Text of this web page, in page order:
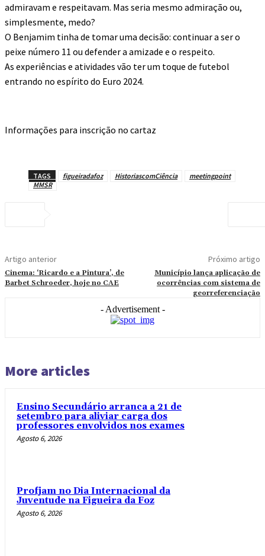
admiravam e respeitavam. Mas seria mesmo admiração ou,
simplesmente, medo?
O Benjamim tinha de tomar uma decisão: continuar a ser o
peixe número 11 ou defender a amizade e o respeito.
As experiências e atividades vão ter um toque de futebol
entrando no espírito do Euro 2024.
Informações para inscrição no cartaz
TAGS figueiradafoz HistoriascomCiência
meetingpoint
MMSR
Artigo anterior
Cinema: ‘Ricardo e a Pintura’, de
Barbet Schroeder, hoje no CAE
Próximo artigo
Município lança aplicação de
ocorrências com sistema de
georreferenciação
- Advertisement -
More articles
Ensino Secundário arranca a 21 de
setembro para aliviar carga dos
professores envolvidos nos exames
Agosto 6, 2026
Profjam no Dia Internacional da
Juventude na Figueira da Foz
Agosto 6, 2026